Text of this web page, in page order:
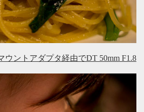
ウントアダプタ経由でDT 50mm F1.8